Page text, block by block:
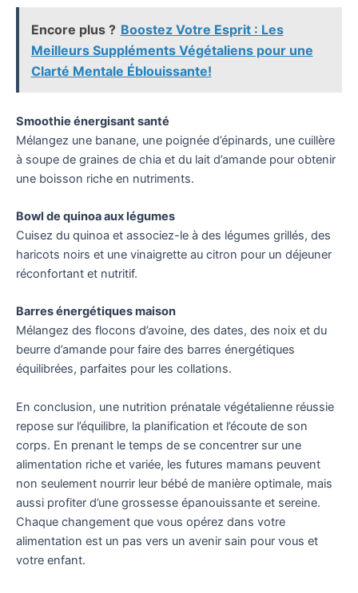
Encore plus ? Boostez Votre Esprit : Les
Meilleurs Suppléments Végétaliens pour une
Clarté Mentale Éblouissante!
Smoothie énergisant santé
Mélangez une banane, une poignée d’épinards, une cuillère
à soupe de graines de chia et du lait d’amande pour obtenir
une boisson riche en nutriments.
Bowl de quinoa aux légumes
Cuisez du quinoa et associez-le à des légumes grillés, des
haricots noirs et une vinaigrette au citron pour un déjeuner
réconfortant et nutritif.
Barres énergétiques maison
Mélangez des flocons d’avoine, des dates, des noix et du
beurre d’amande pour faire des barres énergétiques
équilibrées, parfaites pour les collations.
En conclusion, une nutrition prénatale végétalienne réussie
repose sur l’équilibre, la planification et l’écoute de son
corps. En prenant le temps de se concentrer sur une
alimentation riche et variée, les futures mamans peuvent
non seulement nourrir leur bébé de manière optimale, mais
aussi profiter d’une grossesse épanouissante et sereine.
Chaque changement que vous opérez dans votre
alimentation est un pas vers un avenir sain pour vous et
votre enfant.